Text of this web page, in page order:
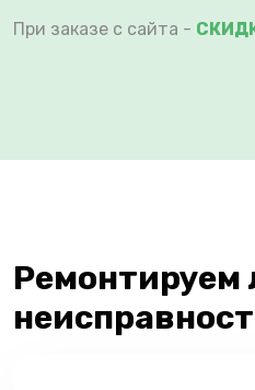
При заказе с сайта -